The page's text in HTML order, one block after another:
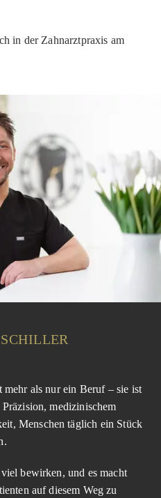
in der Zahnarztpraxis am
als nur ein Beruf – sie ist
medizinischem
Menschen täglich ein Stück
bewirken, und es macht
auf diesem Weg zu